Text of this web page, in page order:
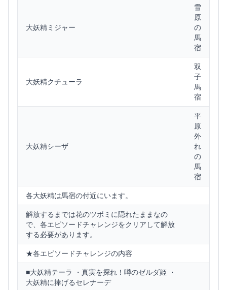
大妖精ミジャー
雪
原
の
馬
宿
大妖精クチューラ
双
子
馬
宿
大妖精シーザ
平
原
外
れ
の
馬
宿
各大妖精は馬宿の付近にいます。
解放するまでは花のツボミに隠れたままなの
で、各エピソードチャレンジをクリアして解放
する必要があります。
★各エピソードチャレンジの内容
■大妖精テーラ ・真実を探れ！噂のゼルダ姫 ・
大妖精に捧げるセレナーデ